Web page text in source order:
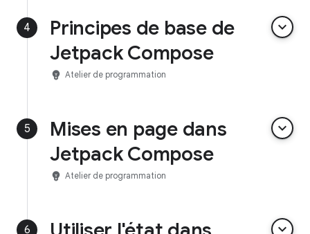
4
Principes de base de
Jetpack Compose
keyboard_arrow_down
emoji_objects Atelier de programmation
5
Mises en page dans
Jetpack Compose
keyboard_arrow_down
emoji_objects Atelier de programmation
6 keyboard_arrow_down